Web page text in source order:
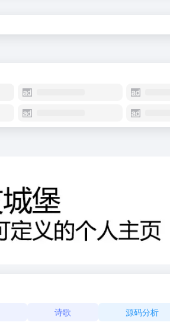
诗歌 源码分析